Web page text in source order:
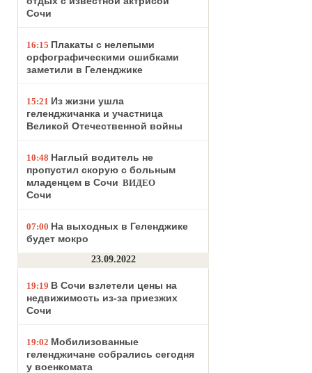
Сочи
16:15 Плакаты с нелепыми
орфографическими ошибками
заметили в Геленджике
15:21 Из жизни ушла
геленджичанка и участница
Великой Отечественной войны
10:48 Наглый водитель не
пропустил скорую с больным
младенцем в Сочи ВИДЕО
Сочи
07:00 На выходных в Геленджике
будет мокро
23.09.2022
19:19 В Сочи взлетели цены на
недвижимость из-за приезжих
Сочи
19:02 Мобилизованные
геленджичане собрались сегодня
у военкомата